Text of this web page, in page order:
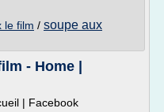
le film / soupe aux
- Home |
| Facebook